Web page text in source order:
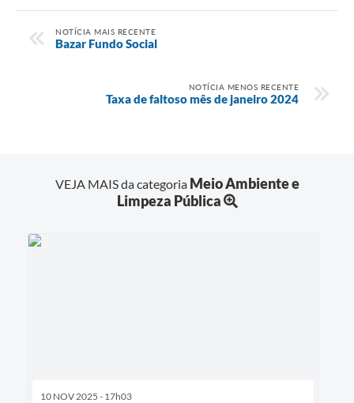
NOTÍCIA MAIS RECENTE
Bazar Fundo Social
NOTÍCIA MENOS RECENTE
Taxa de faltoso mês de janeiro 2024
VEJA MAIS da categoria Meio Ambiente e
Limpeza Pública
10 NOV 2025 - 17h03